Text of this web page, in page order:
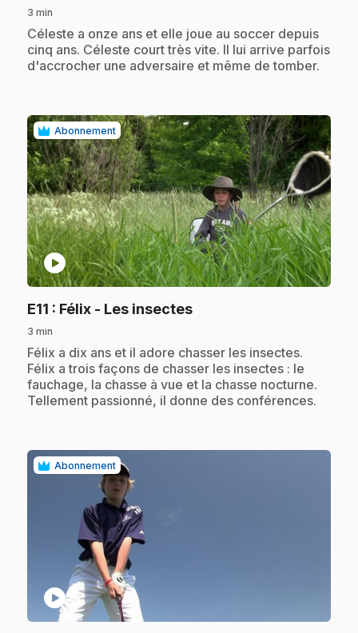
3 min
.Céleste a onze ans et elle joue au soccer depuis
cinq ans. Céleste court très vite. Il lui arrive parfois
d'accrocher une adversaire et même de tomber.
Abonnement
play_circle
E11 : Félix - Les insectes.
3 min
.Félix a dix ans et il adore chasser les insectes.
Félix a trois façons de chasser les insectes : le
fauchage, la chasse à vue et la chasse nocturne.
Tellement passionné, il donne des conférences.
Abonnement
play_circle